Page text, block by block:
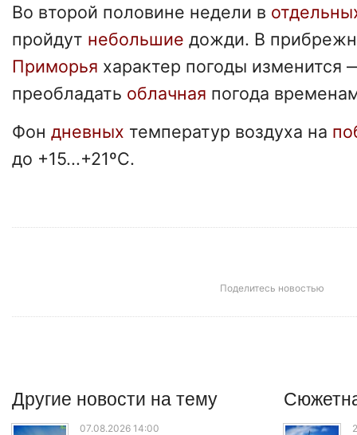
Во второй половине недели в
пройдут небольшие дожди. В
Приморья характер погоды изменится
преобладать облачная погода
Фон дневных температур воздуха на
до +15...+21ºС.
Поделитесь новостью
Другие новости на тему
07.08.2026 14:00